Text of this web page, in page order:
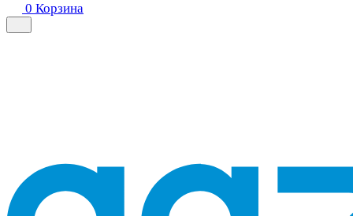
0 Корзина